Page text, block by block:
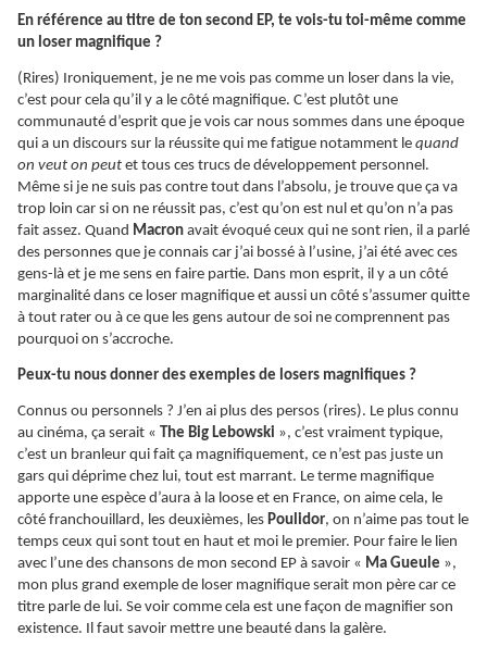
En référence au titre de ton second EP, te vois-tu toi-même comme
un loser magnifique ?
(Rires) Ironiquement, je ne me vois pas comme un loser dans la vie,
c’est pour cela qu’il y a le côté magnifique. C’est plutôt une
communauté d’esprit que je vois car nous sommes dans une époque
qui a un discours sur la réussite qui me fatigue notamment le quand
on veut on peut et tous ces trucs de développement personnel.
Même si je ne suis pas contre tout dans l’absolu, je trouve que ça va
trop loin car si on ne réussit pas, c’est qu’on est nul et qu’on n’a pas
fait assez. Quand Macron avait évoqué ceux qui ne sont rien, il a parlé
des personnes que je connais car j’ai bossé à l’usine, j’ai été avec ces
gens-là et je me sens en faire partie. Dans mon esprit, il y a un côté
marginalité dans ce loser magnifique et aussi un côté s’assumer quitte
à tout rater ou à ce que les gens autour de soi ne comprennent pas
pourquoi on s’accroche.
Peux-tu nous donner des exemples de losers magnifiques ?
Connus ou personnels ? J’en ai plus des persos (rires). Le plus connu
au cinéma, ça serait « The Big Lebowski », c’est vraiment typique,
c’est un branleur qui fait ça magnifiquement, ce n’est pas juste un
gars qui déprime chez lui, tout est marrant. Le terme magnifique
apporte une espèce d’aura à la loose et en France, on aime cela, le
côté franchouillard, les deuxièmes, les Poulidor, on n’aime pas tout le
temps ceux qui sont tout en haut et moi le premier. Pour faire le lien
avec l’une des chansons de mon second EP à savoir « Ma Gueule »,
mon plus grand exemple de loser magnifique serait mon père car ce
titre parle de lui. Se voir comme cela est une façon de magnifier son
existence. Il faut savoir mettre une beauté dans la galère.